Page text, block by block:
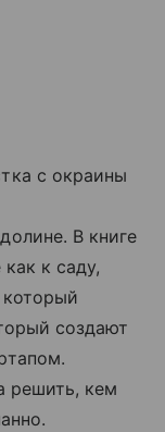
с окраины
В книге
к саду,
создают
решить, кем